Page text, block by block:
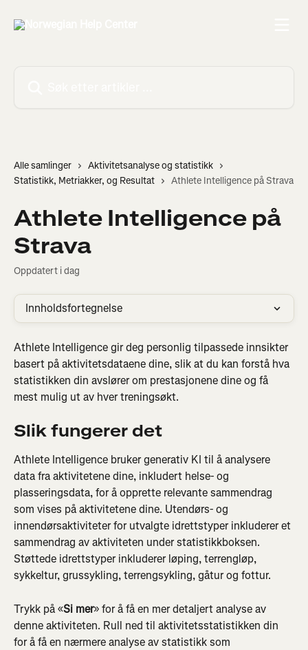
Alle samlinger
Aktivitetsanalyse og statistikk
Statistikk, Metriakker, og Resultat
Athlete Intelligence på Strava
Athlete Intelligence på
Strava
Oppdatert i dag
Innholdsfortegnelse
Athlete Intelligence gir deg personlig tilpassede innsikter
basert på aktivitetsdataene dine, slik at du kan forstå hva
statistikken din avslører om prestasjonene dine og få
mest mulig ut av hver treningsøkt.
Slik fungerer det
Athlete Intelligence bruker generativ KI til å analysere
data fra aktivitetene dine, inkludert helse- og
plasseringsdata, for å opprette relevante sammendrag
som vises på aktivitetene dine. Utendørs- og
innendørsaktiviteter for utvalgte idrettstyper inkluderer et
sammendrag av aktiviteten under statistikkboksen.
Støttede idrettstyper inkluderer løping, terrengløp,
sykkeltur, grussykling, terrengsykling, gåtur og fottur.
Trykk på «Si mer» for å få en mer detaljert analyse av
denne aktiviteten. Rull ned til aktivitetsstatistikken din
for å få en nærmere analyse av statistikk som